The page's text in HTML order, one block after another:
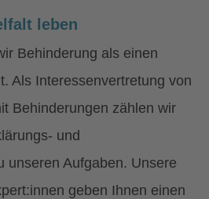
leben
Behinderung als einen
Als Interessenvertretung von
Behinderungen zählen wir
und
unseren Aufgaben. Unsere
geben Ihnen einen